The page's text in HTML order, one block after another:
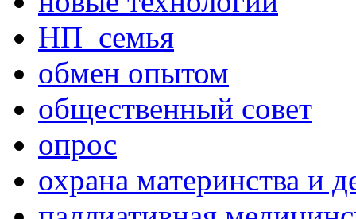
НП_семья
обмен опытом
общественный совет
опрос
охрана материнства и